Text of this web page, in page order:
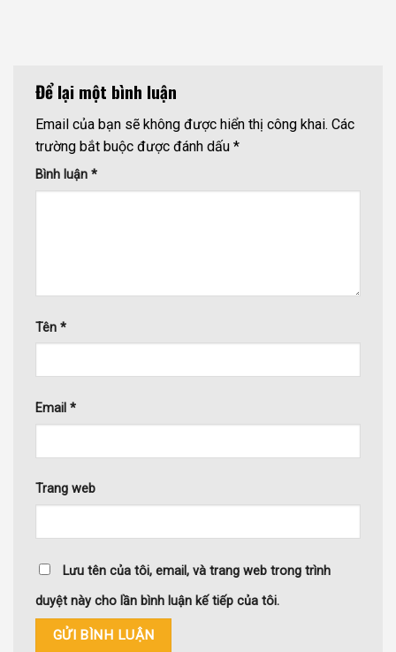
Để lại một bình luận
Email của bạn sẽ không được hiển thị công khai. Các
trường bắt buộc được đánh dấu *
Bình luận *
Tên *
Email *
Trang web
Lưu tên của tôi, email, và trang web trong trình
duyệt này cho lần bình luận kế tiếp của tôi.